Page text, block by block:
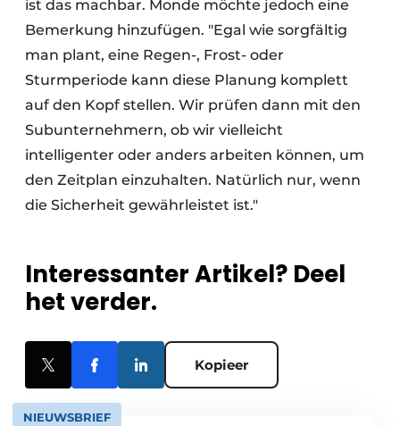
ist das machbar. Monde möchte jedoch eine
Bemerkung hinzufügen. "Egal wie sorgfältig
man plant, eine Regen-, Frost- oder
Sturmperiode kann diese Planung komplett
auf den Kopf stellen. Wir prüfen dann mit den
Subunternehmern, ob wir vielleicht
intelligenter oder anders arbeiten können, um
den Zeitplan einzuhalten. Natürlich nur, wenn
die Sicherheit gewährleistet ist."
Interessanter Artikel? Deel
het verder.
Kopieer
NIEUWSBRIEF